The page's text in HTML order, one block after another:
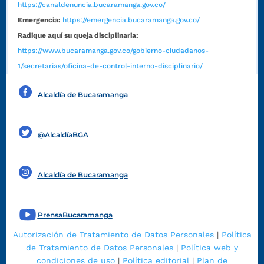
https://canaldenuncia.bucaramanga.gov.co/
Emergencia: https://emergencia.bucaramanga.gov.co/
Radique aquí su queja disciplinaria:
https://www.bucaramanga.gov.co/gobierno-ciudadanos-
1/secretarias/oficina-de-control-interno-disciplinario/
Alcaldía de Bucaramanga
@AlcaldíaBGA
Alcaldía de Bucaramanga
PrensaBucaramanga
Autorización de Tratamiento de Datos Personales| Política
de Tratamiento de Datos Personales | Política web y
condiciones de uso | Política editorial | Plan de